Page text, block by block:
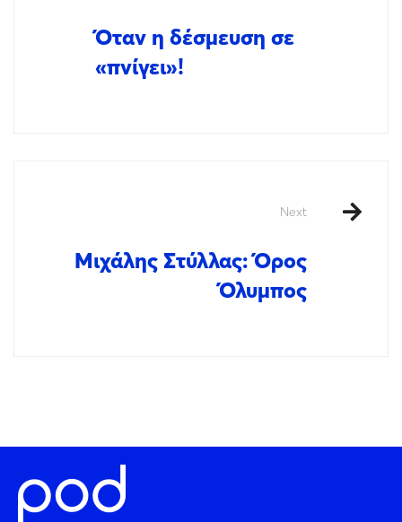
Όταν η δέσμευση σε
«πνίγει»!
Next
Μιχάλης Στύλλας: Όρος
Όλυμπος